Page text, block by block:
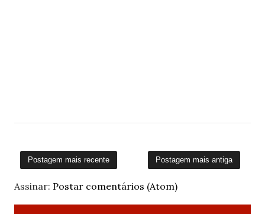
Postagem mais recente Postagem mais antiga
Assinar: Postar comentários (Atom)